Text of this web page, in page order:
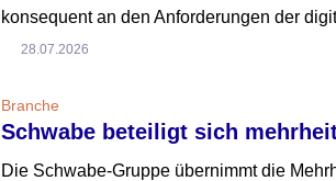
konsequent an den Anforderungen der
28.07.2026
Branche
Schwabe beteiligt sich
Die Schwabe-Gruppe übernimmt die